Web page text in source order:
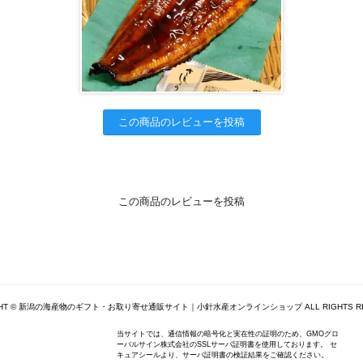
この商品のレビューを投稿
この商品のレビューを投稿
© 新潟の海産物のギフト・お取り寄せ通販サイト｜小針水産オンラインショップ ALL RIGHTS
当サイトでは、通信情報の暗号化と実在性の証明のため、GMOグロ
ーバルサイン株式会社のSSLサーバ証明書を使用しております。 セ
キュアシールより、サーバ証明書の検証結果をご確認ください。